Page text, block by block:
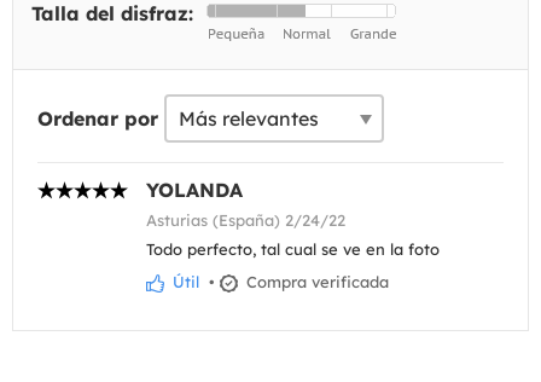
Talla del disfraz:
Ordenar por
YOLANDA
Asturias (España) 2/24/22
Todo perfecto, tal cual se ve en la foto
Útil • Compra verificada